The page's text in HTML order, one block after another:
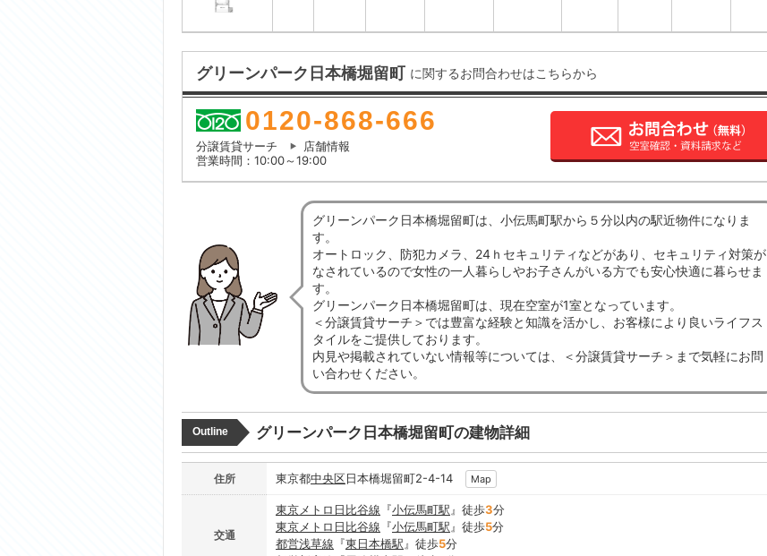
グリーンパーク日本橋堀留町 に関するお問合わせはこちらから
0120-868-666
分譲賃貸サーチ
店舗情報
営業時間：10:00～19:00
グリーンパーク日本橋堀留町は、小伝馬町駅から５分以内の駅近物件になりま
す。
オートロック、防犯カメラ、24ｈセキュリティなどがあり、セキュリティ対策が
なされているので女性の一人暮らしやお子さんがいる方でも安心快適に暮らせま
す。
グリーンパーク日本橋堀留町は、現在空室が1室となっています。
＜分譲賃貸サーチ＞では豊富な経験と知識を活かし、お客様により良いライフス
タイルをご提供しております。
内見や掲載されていない情報等については、＜分譲賃貸サーチ＞まで気軽にお問
い合わせください。
Outline グリーンパーク日本橋堀留町の建物詳細
住所 東京都中央区日本橋堀留町2-4-14 Map
交通
東京メトロ日比谷線 『小伝馬町駅 』徒歩3分
東京メトロ日比谷線 『小伝馬町駅 』徒歩5分
都営浅草線 『東日本橋駅 』徒歩5分